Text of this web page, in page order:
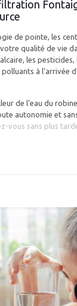
de pointe, les
qualité de vie
les pesticides,
à l’arrivée
de l’eau du
autonomie et
vous sans plus